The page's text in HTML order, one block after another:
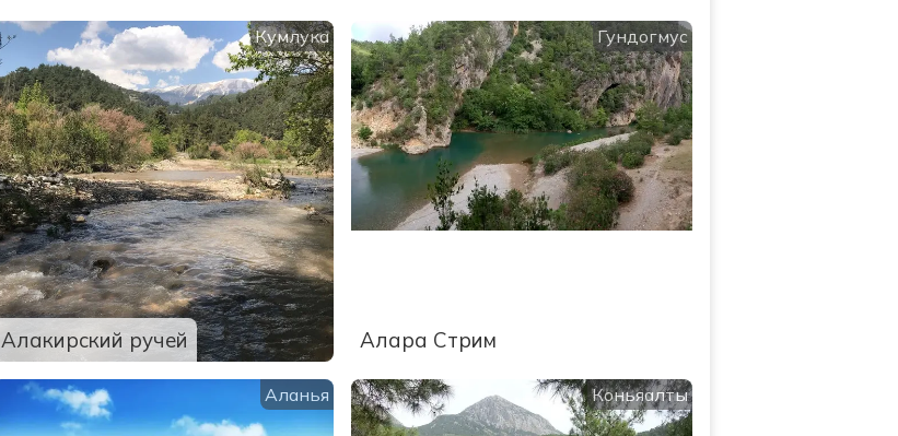
Алакирский ручей
Кумлука
Алара Стрим
Гундогмус
Аланья Коньяалты